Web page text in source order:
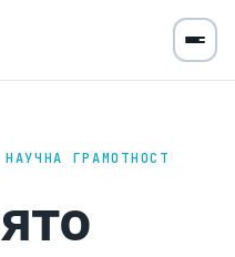
ГРАМОТНОСТ